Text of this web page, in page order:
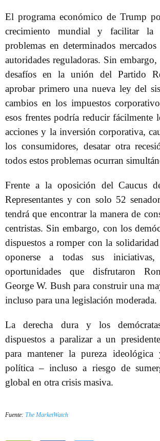
El programa económico de Trump
crecimiento mundial y facilitar la
problemas en determinados
autoridades reguladoras. Sin
desafíos en la unión del Partido
aprobar primero una nueva ley del
cambios en los impuestos
esos frentes podría reducir fácilmente
acciones y la inversión corporativa,
los consumidores, desatar otra
todos estos problemas ocurran
Frente a la oposición del Caucus
Representantes y con solo 52
tendrá que encontrar la manera de
centristas. Sin embargo, con los
dispuestos a romper con la
oponerse a todas sus
oportunidades que disfrutaron
George W. Bush para construir una
incluso para una legislación moderada.
La derecha dura y los
dispuestos a paralizar a un
para mantener la pureza ideológica
política – incluso a riesgo de
global en otra crisis masiva.
Fuente: The MarketWatch